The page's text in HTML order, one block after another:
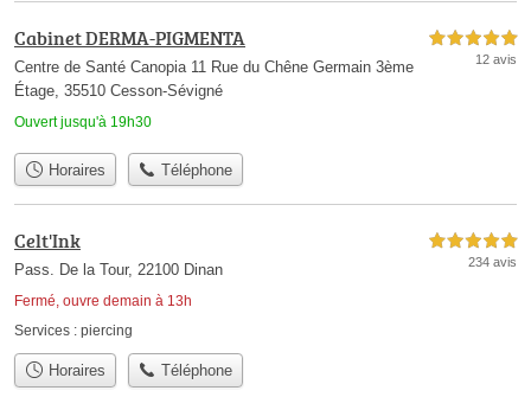
Cabinet DERMA-PIGMENTA
Centre de Santé Canopia 11 Rue du Chêne Germain 3ème
Étage, 35510 Cesson-Sévigné
Ouvert jusqu'à 19h30
5,0 étoiles sur 5
12 avis
Horaires Téléphone
Celt'Ink
Pass. De la Tour, 22100 Dinan
Fermé, ouvre demain à 13h
5,0 étoiles sur 5
234 avis
Services : piercing
Horaires Téléphone